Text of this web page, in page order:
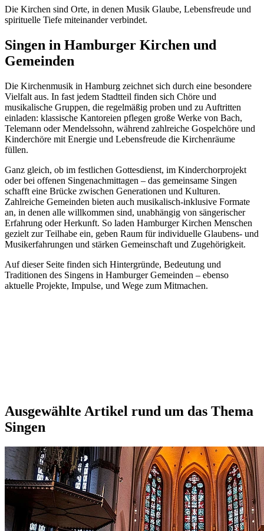
Die Kirchen sind Orte, in denen Musik Glaube, Lebensfreude und
spirituelle Tiefe miteinander verbindet.
Singen in Hamburger Kirchen und
Gemeinden
Die Kirchenmusik in Hamburg zeichnet sich durch eine besondere
Vielfalt aus. In fast jedem Stadtteil finden sich Chöre und
musikalische Gruppen, die regelmäßig proben und zu Auftritten
einladen: klassische Kantoreien pflegen große Werke von Bach,
Telemann oder Mendelssohn, während zahlreiche Gospelchöre und
Kinderchöre mit Energie und Lebensfreude die Kirchenräume
füllen.
Ganz gleich, ob im festlichen Gottesdienst, im Kinderchorprojekt
oder bei offenen Singenachmittagen – das gemeinsame Singen
schafft eine Brücke zwischen Generationen und Kulturen.
Zahlreiche Gemeinden bieten auch musikalisch-inklusive Formate
an, in denen alle willkommen sind, unabhängig von sängerischer
Erfahrung oder Herkunft. So laden Hamburger Kirchen Menschen
gezielt zur Teilhabe ein, geben Raum für individuelle Glaubens- und
Musikerfahrungen und stärken Gemeinschaft und Zugehörigkeit.
Auf dieser Seite finden sich Hintergründe, Bedeutung und
Traditionen des Singens in Hamburger Gemeinden – ebenso
aktuelle Projekte, Impulse, und Wege zum Mitmachen.
Ausgewählte Artikel rund um das Thema
Singen